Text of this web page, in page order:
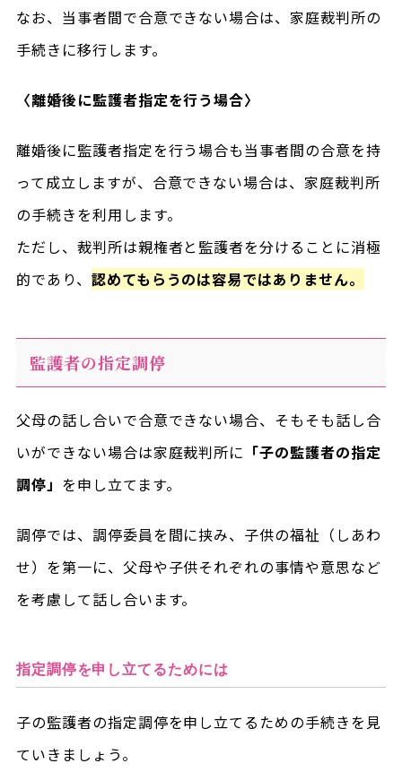
なお、当事者間で合意できない場合は、家庭裁判所の
手続きに移行します。
〈離婚後に監護者指定を行う場合〉
離婚後に監護者指定を行う場合も当事者間の合意を持
って成立しますが、合意できない場合は、家庭裁判所
の手続きを利用します。
ただし、裁判所は親権者と監護者を分けることに消極
的であり、 認めてもらうのは容易ではありません。
監護者の指定調停
父母の話し合いで合意できない場合、そもそも話し合
いができない場合は家庭裁判所に 「子の監護者の指定
調停」 を申し立てます。
調停では、調停委員を間に挟み、子供の福祉（しあわ
せ）を第一に、父母や子供それぞれの事情や意思など
を考慮して話し合います。
指定調停を申し立てるためには
子の監護者の指定調停を申し立てるための手続きを見
ていきましょう。